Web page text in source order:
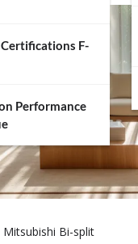
F-
Performance